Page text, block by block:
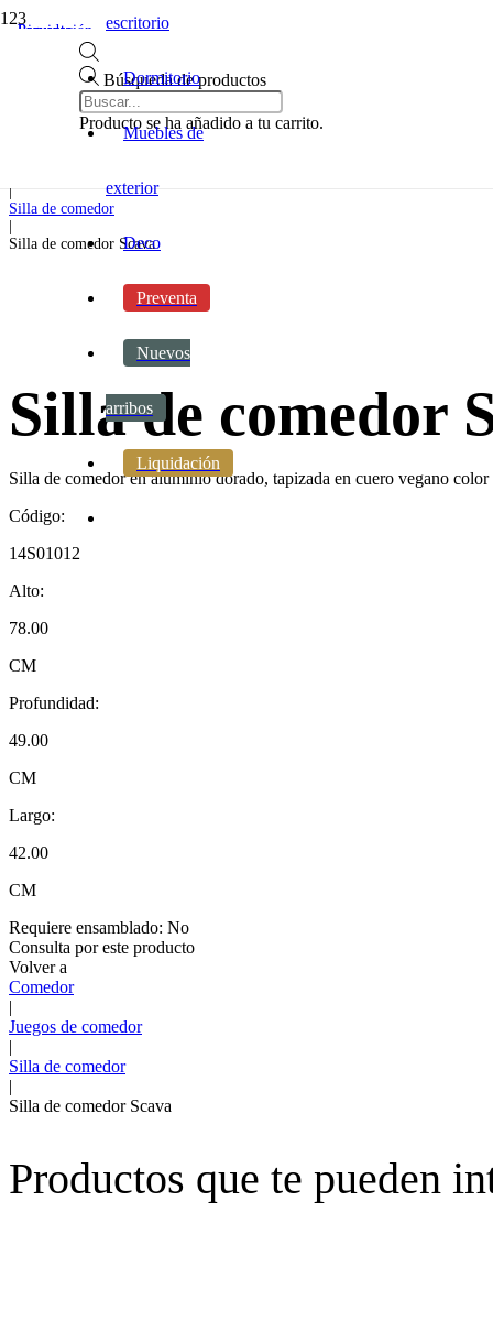
Búsqueda de productos
Producto se ha añadido a tu carrito.
escritorio
Dormitorio
Muebles de
exterior
Deco
Preventa
Nuevos
arribos
Liquidación
|
Silla de comedor
Silla de comedor Scava
Silla de comedor
Silla de comedor en aluminio dorado, tapizada en cuero vegano color
Código:
14S01012
Alto:
78.00
CM
Profundidad:
49.00
CM
Largo:
42.00
CM
Requiere ensamblado: No
Consulta por este producto
Volver a
Comedor
|
Juegos de comedor
|
Silla de comedor
|
Silla de comedor Scava
Productos que te pueden
Liquidación
Preventa
Preventa